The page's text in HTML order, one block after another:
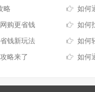
略 如何
购更省钱 如何
钱新玩法 如何
略来了 如何